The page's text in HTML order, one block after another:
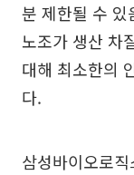
분 제한될 수 있
노조가 생산 차
대해 최소한의
다.
삼성바이오로